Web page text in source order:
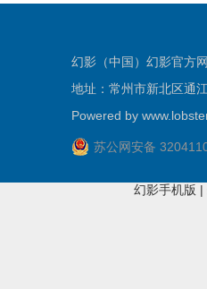
幻影（中国）幻影官方
地址：常州市新北区
Powered by
苏公网安备
幻影手机版 |